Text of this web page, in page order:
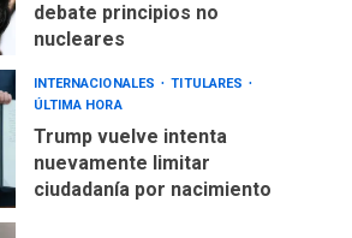
debate principios no
nucleares
INTERNACIONALES
TITULARES
ÚLTIMA HORA
Trump vuelve intenta
nuevamente limitar
ciudadanía por nacimiento